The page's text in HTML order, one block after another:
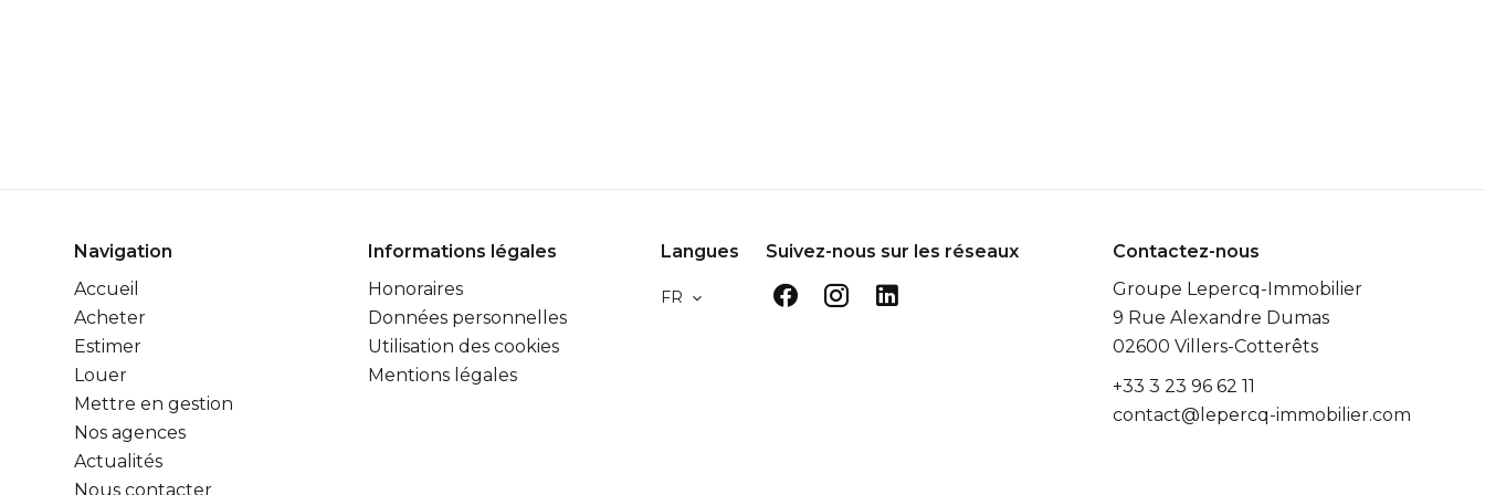
Navigation
Accueil
Acheter
Estimer
Louer
Mettre en gestion
Nos agences
Actualités
Nous contacter
Informations légales
Honoraires
Données personnelles
Utilisation des cookies
Mentions légales
Langues
FR
Suivez-nous sur les réseaux
Contactez-nous
Groupe Lepercq-Immobilier
9 Rue Alexandre Dumas
02600 Villers-Cotterêts
+33 3 23 96 62 11
contact@lepercq-immobilier.com